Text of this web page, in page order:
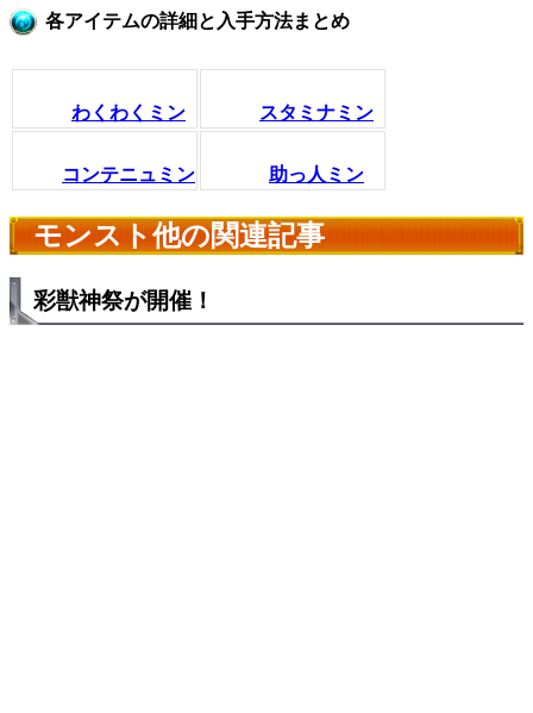
各アイテムの詳細と入手方法まとめ
わくわくミン スタミナミン
コンテニュミン 助っ人ミン
モンスト他の関連記事
彩獣神祭が開催！